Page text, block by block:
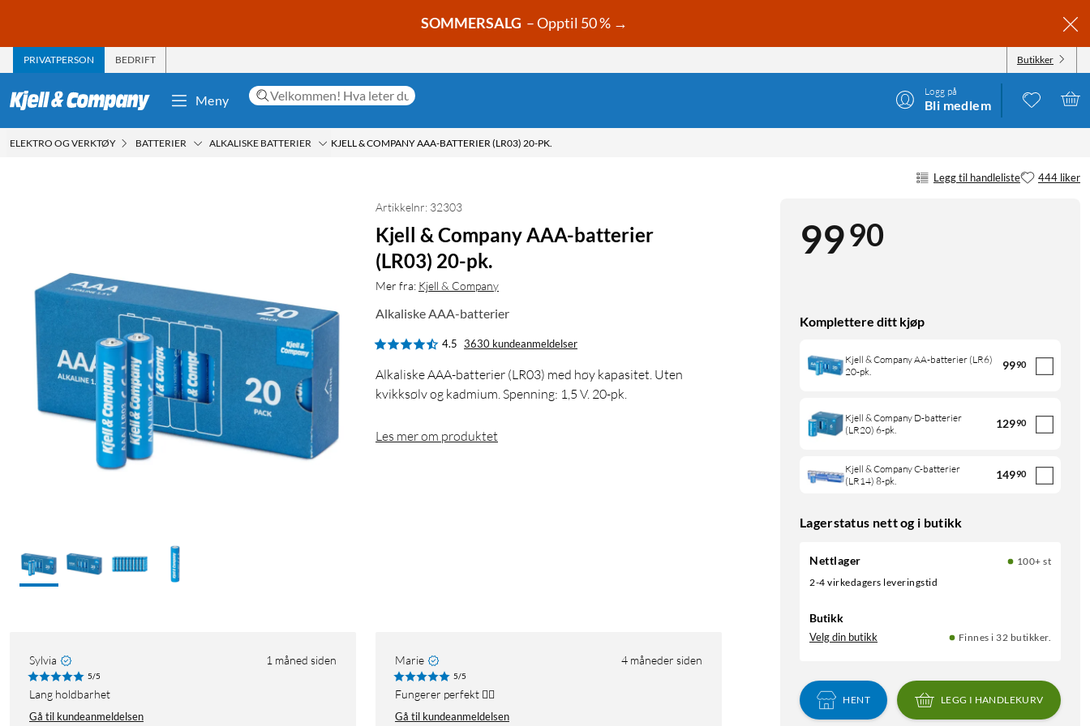
SOMMERSALG – Opptil 50 % →
PRIVATPERSON BEDRIFT Butikker
Meny
Logg på
Bli medlem
ELEKTRO OG VERKTØY BATTERIER ALKALISKE BATTERIER KJELL & COMPANY AAA-BATTERIER (LR03) 20-PK.
Legg til handleliste 444 liker
9990
Komplettere ditt kjøp
Kjell & Company AA-batterier (LR6)
20-pk.
9990
Kjell & Company D-batterier
(LR20) 6-pk.
12990
Kjell & Company C-batterier
(LR14) 8-pk.
14990
Lagerstatus nett og i butikk
Nettlager
100+ st
2-4 virkedagers leveringstid
Butikk
Velg din butikk Finnes i 32 butikker.
HENT LEGG I HANDLEKURV
Artikkelnr: 32303
Kjell & Company AAA-batterier
(LR03) 20-pk.
Mer fra: Kjell & Company
Alkaliske AAA-batterier
4.5 3630 kundeanmeldelser
Alkaliske AAA-batterier (LR03) med høy kapasitet. Uten
kvikksølv og kadmium. Spenning: 1,5 V. 20-pk.
Les mer om produktet
Sylvia 1 måned siden
5/5
Lang holdbarhet
Gå til kundeanmeldelsen
Marie 4 måneder siden
5/5
Fungerer perfekt 👍🏻
Gå til kundeanmeldelsen